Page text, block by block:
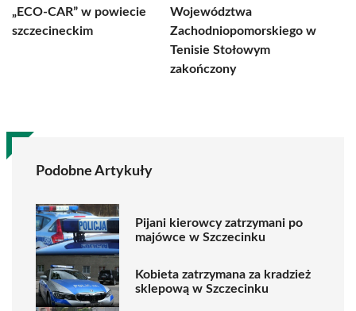
„ECO-CAR” w powiecie
szczecineckim
Województwa
Zachodniopomorskiego w
Tenisie Stołowym
zakończony
Podobne Artykuły
Pijani kierowcy zatrzymani po
majówce w Szczecinku
Kobieta zatrzymana za kradzież
sklepową w Szczecinku